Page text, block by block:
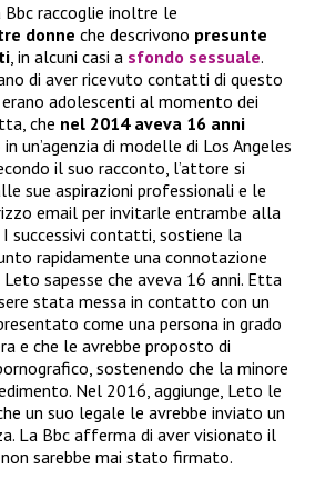
raccoglie inoltre le
donne che descrivono presunte
, in alcuni casi a sfondo sessuale.
di aver ricevuto contatti di questo
adolescenti al momento dei
che nel 2014 aveva 16 anni
un’agenzia di modelle di Los Angeles
il suo racconto, l’attore si
sue aspirazioni professionali e le
email per invitarle entrambe alla
successivi contatti, sostiene la
rapidamente una connotazione
sapesse che aveva 16 anni. Etta
stata messa in contatto con un
come una persona in grado
e che le avrebbe proposto di
sostenendo che la minore
Nel 2016, aggiunge, Leto le
un suo legale le avrebbe inviato un
La Bbc afferma di aver visionato il
sarebbe mai stato firmato.